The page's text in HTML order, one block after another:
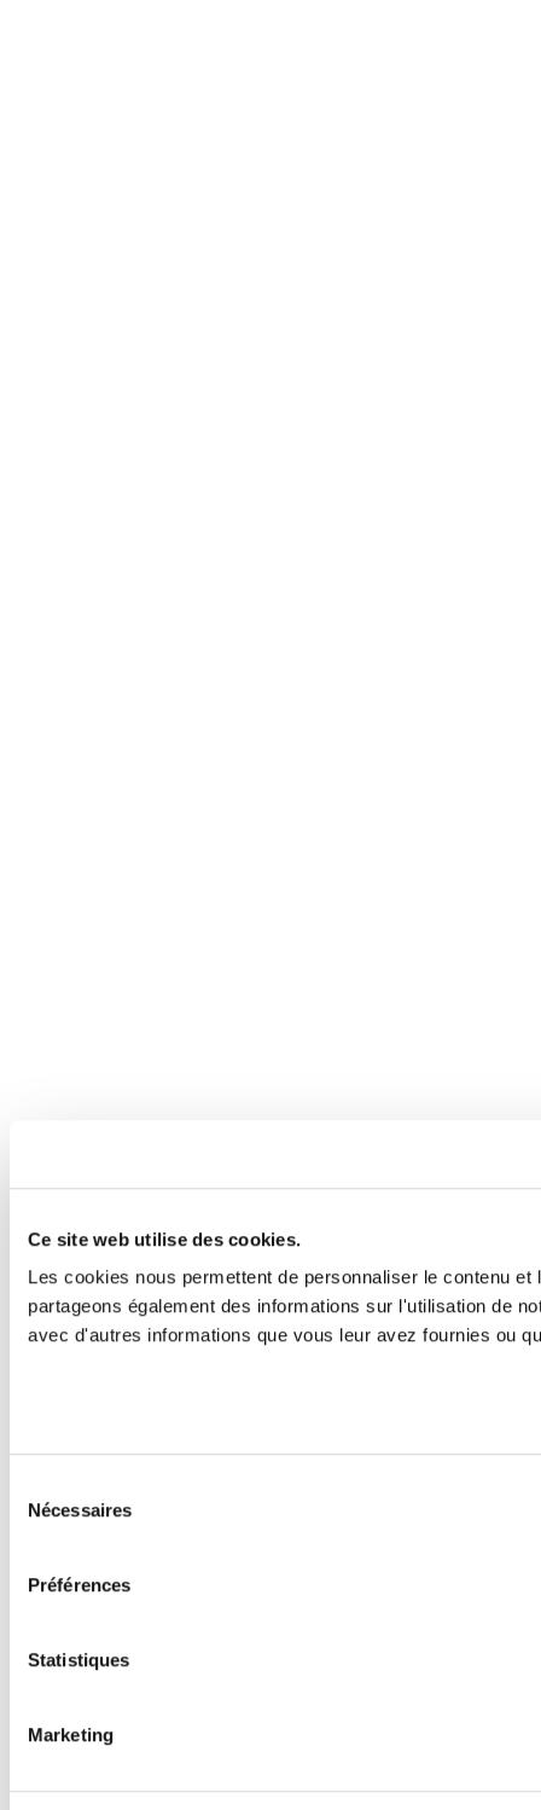
Ce site web utilise des cookies.
Les cookies nous permettent de personnaliser le contenu
partageons également des informations sur l'utilisation de
avec d'autres informations que vous leur avez fournies ou
Nécessaires
Préférences
Statistiques
Marketing